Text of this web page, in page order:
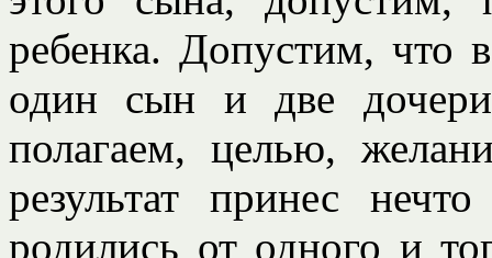
ребенка. Допустим, что
один сын и две
полагаем, целью,
результат принес
родились от одного и